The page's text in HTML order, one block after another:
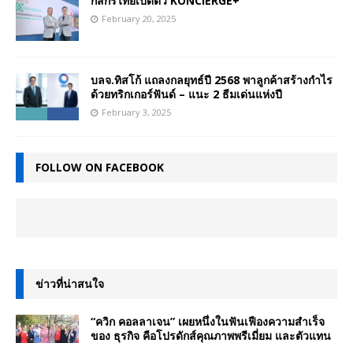
February 20, 2025
บลจ.ทิสโก้ แถลงกลยุทธ์ปี 2568 พาลูกค้าสร้างกำไร
ด้วยทริกเกอร์ฟันด์ – แนะ 2 ธีมเด่นแห่งปี
February 3, 2025
FOLLOW ON FACEBOOK
ข่าวที่น่าสนใจ
“ควิก คอลลาเจน” เผยหนึ่งในฟันเฟืองความสำเร็จ
ของ ธุรกิจ คือโปรดักส์คุณภาพพรีเมี่ยม และตัวแทน